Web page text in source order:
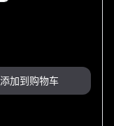
添加到购物车